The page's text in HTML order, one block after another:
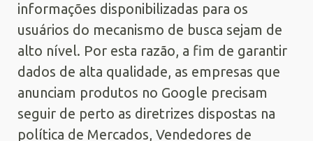
informações disponibilizadas para os
usuários do mecanismo de busca sejam de
alto nível. Por esta razão, a fim de garantir
dados de alta qualidade, as empresas que
anunciam produtos no Google precisam
seguir de perto as diretrizes dispostas na
política de Mercados, Vendedores de